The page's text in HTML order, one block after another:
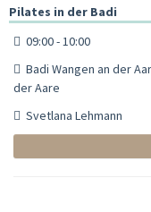
Pilates in der Badi
09:00 - 10:00
Badi Wangen an der
der Aare
Svetlana Lehmann